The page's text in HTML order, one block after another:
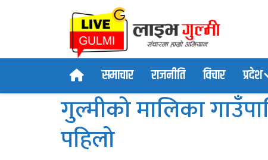
समाचार राजनीति विचार प्रदेश
गुल्मीको मालिका
पहिलो